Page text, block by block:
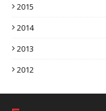
2015
2014
2013
2012